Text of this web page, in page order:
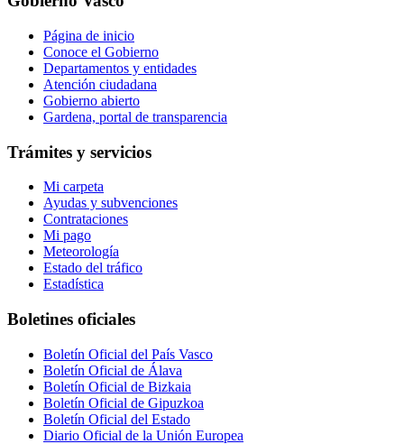
Página de inicio
Conoce el Gobierno
Departamentos y entidades
Atención ciudadana
Gobierno abierto
Gardena, portal de transparencia
Trámites y servicios
Mi carpeta
Ayudas y subvenciones
Contrataciones
Mi pago
Meteorología
Estado del tráfico
Estadística
Boletines oficiales
Boletín Oficial del País Vasco
Boletín Oficial de Álava
Boletín Oficial de Bizkaia
Boletín Oficial de Gipuzkoa
Boletín Oficial del Estado
Diario Oficial de la Unión Europea